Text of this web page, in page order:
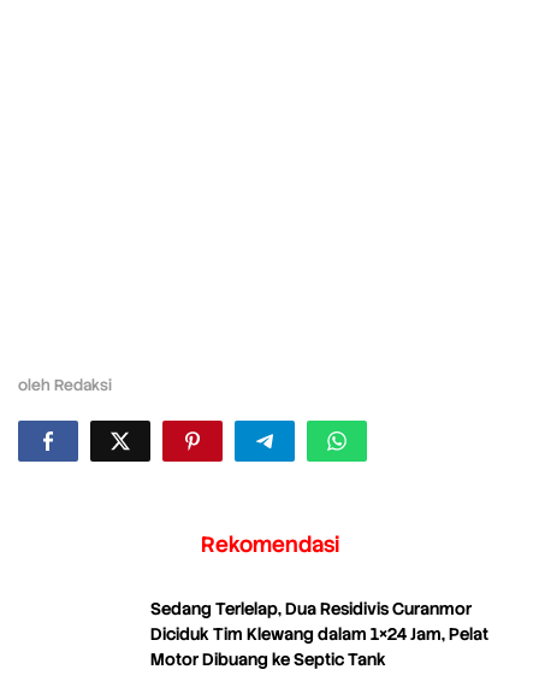
oleh Redaksi
Rekomendasi
Sedang Terlelap, Dua Residivis Curanmor
Diciduk Tim Klewang dalam 1×24 Jam, Pelat
Motor Dibuang ke Septic Tank